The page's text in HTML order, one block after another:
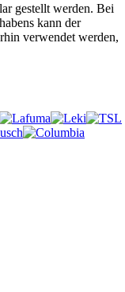
gestellt werden. Bei
kann der
verwendet werden,